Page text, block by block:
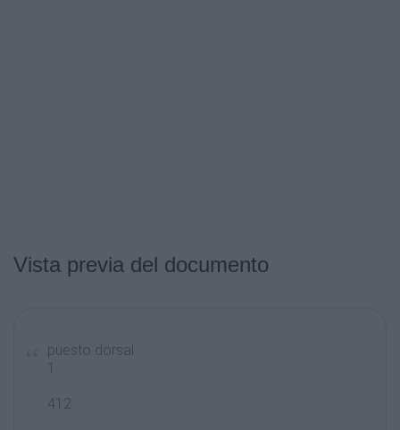
Vista previa del documento
puesto dorsal
1
412